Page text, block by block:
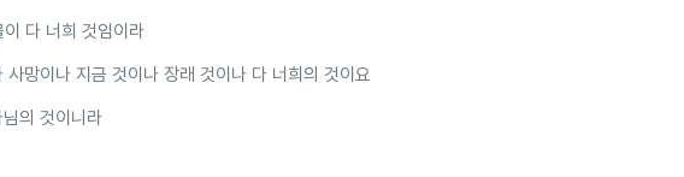
다 너희 것임이라
망이나 지금 것이나 장래 것이나 다 너희의 것이요
의 것이니라